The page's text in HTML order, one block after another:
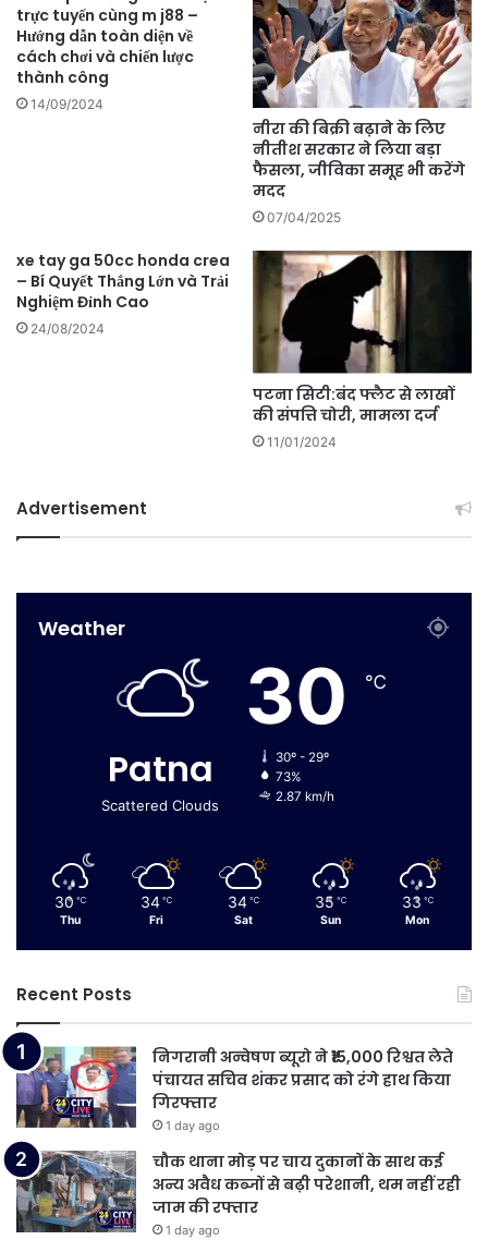
trực tuyến cùng m j88 –
Hướng dẫn toàn diện về
cách chơi và chiến lược
thành công
14/09/2024
नीरा की बिक्री बढ़ाने के लिए
नीतीश सरकार ने लिया बड़ा
फैसला, जीविका समूह भी करेंगे
मदद
07/04/2025
xe tay ga 50cc honda crea
– Bí Quyết Thắng Lớn và Trải
Nghiệm Đỉnh Cao
24/08/2024
पटना सिटी:बंद फ्लैट से लाखों
की संपत्ति चोरी, मामला दर्ज
11/01/2024
Advertisement
Weather
Patna
Scattered Clouds
30 ℃
30º - 29º
73%
2.87 km/h
30 ℃
Thu
34 ℃
Fri
34 ℃
Sat
35 ℃
Sun
33 ℃
Mon
Recent Posts
निगरानी अन्वेषण ब्यूरो ने ₹15,000 रिश्वत लेते
पंचायत सचिव शंकर प्रसाद को रंगे हाथ किया
गिरफ्तार
1 day ago
चौक थाना मोड़ पर चाय दुकानों के साथ कई
अन्य अवैध कब्जों से बढ़ी परेशानी, थम नहीं रही
जाम की रफ्तार
1 day ago